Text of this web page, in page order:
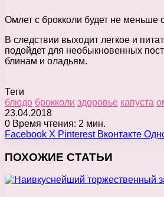
Омлет с брокколи будет не меньше
В следствии выходит легкое и
подойдет для необыкновенных
блинам и оладьям.
Теги
блюдо брокколи здоровье капуста
23.04.2018
0 Время чтения: 2 мин.
Facebook X Pinterest Вконтакте
ПОХОЖИЕ СТАТЬИ